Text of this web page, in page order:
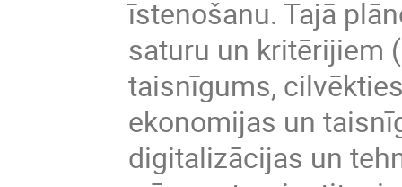
īstenošanu. Tajā
saturu un kritērijiem
taisnīgums,
ekonomijas un
digitalizācijas un